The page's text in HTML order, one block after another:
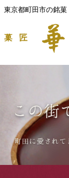
東京都町田市の銘菓